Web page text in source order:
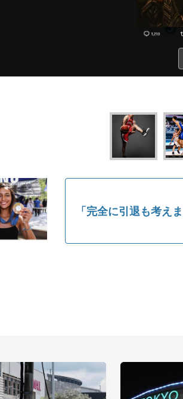
「完全に引退も考え